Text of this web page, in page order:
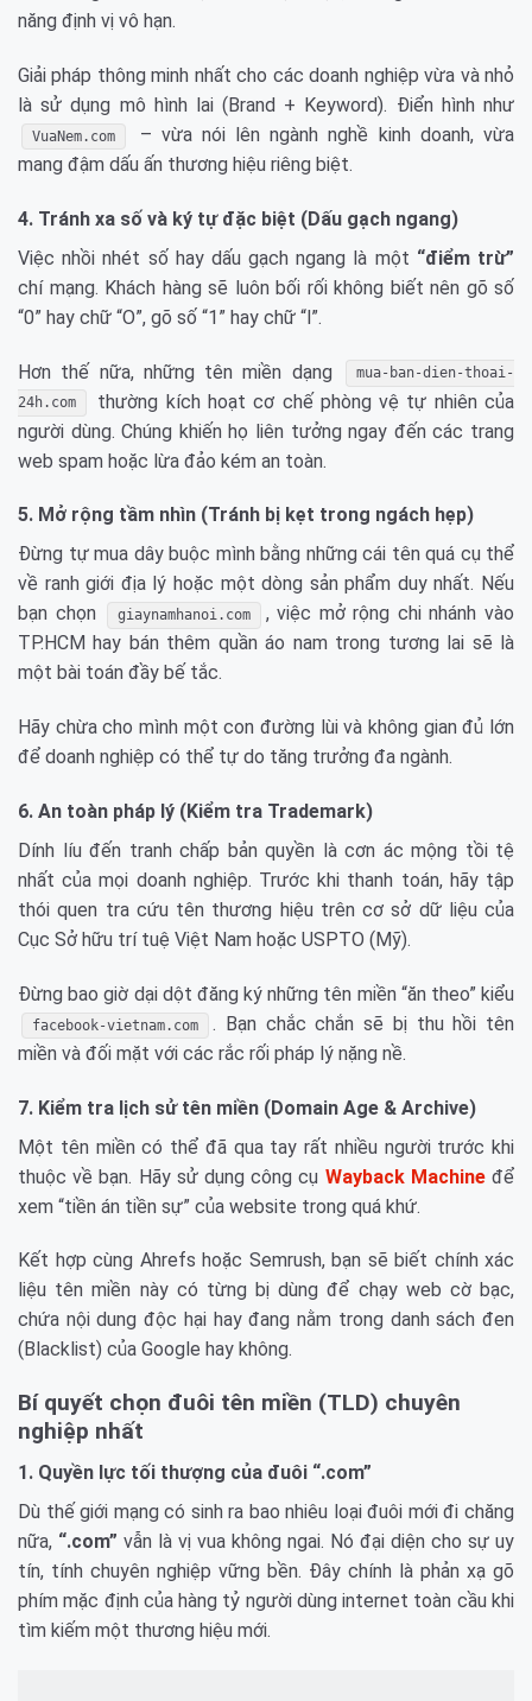
năng định vị vô hạn.
Giải pháp thông minh nhất cho các doanh nghiệp vừa và nhỏ
là sử dụng mô hình lai (Brand + Keyword). Điển hình như
VuaNem.com
– vừa nói lên ngành nghề kinh doanh, vừa
mang đậm dấu ấn thương hiệu riêng biệt.
4. Tránh xa số và ký tự đặc biệt (Dấu gạch ngang)
Việc nhồi nhét số hay dấu gạch ngang là một “điểm trừ”
chí mạng. Khách hàng sẽ luôn bối rối không biết nên gõ số
“0” hay chữ “O”, gõ số “1” hay chữ “l”.
Hơn thế nữa, những tên miền dạng
mua-ban-dien-thoai-
24h.com
thường kích hoạt cơ chế phòng vệ tự nhiên của
người dùng. Chúng khiến họ liên tưởng ngay đến các trang
web spam hoặc lừa đảo kém an toàn.
5. Mở rộng tầm nhìn (Tránh bị kẹt trong ngách hẹp)
Đừng tự mua dây buộc mình bằng những cái tên quá cụ thể
về ranh giới địa lý hoặc một dòng sản phẩm duy nhất. Nếu
bạn chọn
giaynamhanoi.com
, việc mở rộng chi nhánh vào
TP.HCM hay bán thêm quần áo nam trong tương lai sẽ là
một bài toán đầy bế tắc.
Hãy chừa cho mình một con đường lùi và không gian đủ lớn
để doanh nghiệp có thể tự do tăng trưởng đa ngành.
6. An toàn pháp lý (Kiểm tra Trademark)
Dính líu đến tranh chấp bản quyền là cơn ác mộng tồi tệ
nhất của mọi doanh nghiệp. Trước khi thanh toán, hãy tập
thói quen tra cứu tên thương hiệu trên cơ sở dữ liệu của
Cục Sở hữu trí tuệ Việt Nam hoặc USPTO (Mỹ).
Đừng bao giờ dại dột đăng ký những tên miền “ăn theo” kiểu
facebook-vietnam.com
. Bạn chắc chắn sẽ bị thu hồi tên
miền và đối mặt với các rắc rối pháp lý nặng nề.
7. Kiểm tra lịch sử tên miền (Domain Age & Archive)
Một tên miền có thể đã qua tay rất nhiều người trước khi
thuộc về bạn. Hãy sử dụng công cụ Wayback Machineđể
xem “tiền án tiền sự” của website trong quá khứ.
Kết hợp cùng Ahrefs hoặc Semrush, bạn sẽ biết chính xác
liệu tên miền này có từng bị dùng để chạy web cờ bạc,
chứa nội dung độc hại hay đang nằm trong danh sách đen
(Blacklist) của Google hay không.
Bí quyết chọn đuôi tên miền (TLD) chuyên
nghiệp nhất
1. Quyền lực tối thượng của đuôi “.com”
Dù thế giới mạng có sinh ra bao nhiêu loại đuôi mới đi chăng
nữa, “.com” vẫn là vị vua không ngai. Nó đại diện cho sự uy
tín, tính chuyên nghiệp vững bền. Đây chính là phản xạ gõ
phím mặc định của hàng tỷ người dùng internet toàn cầu khi
tìm kiếm một thương hiệu mới.